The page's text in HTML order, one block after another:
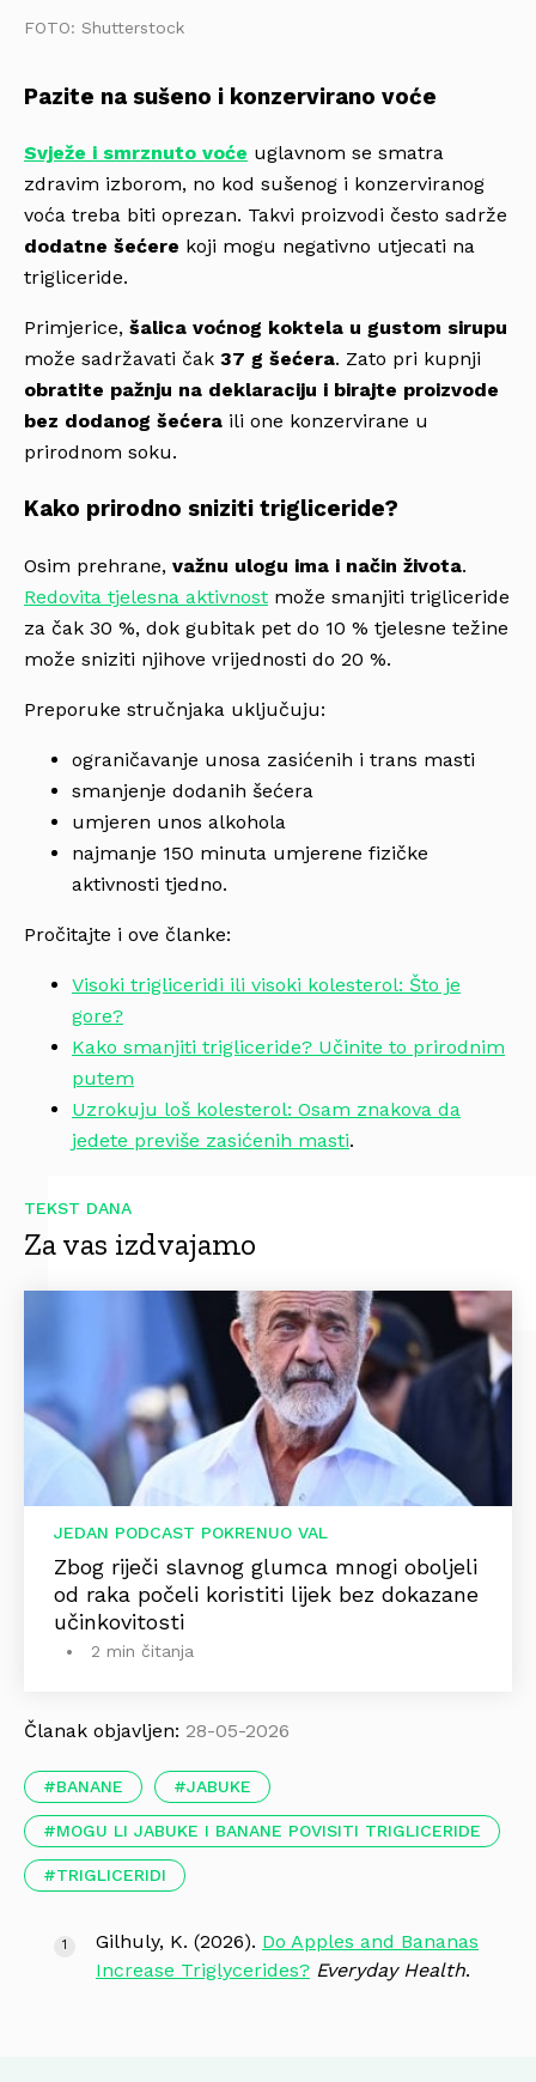
FOTO: Shutterstock
Pazite na sušeno i konzervirano voće
Svježe i smrznuto voće uglavnom se smatra
zdravim izborom, no kod sušenog i konzerviranog
voća treba biti oprezan. Takvi proizvodi često sadrže
dodatne šećere koji mogu negativno utjecati na
trigliceride.
Primjerice, šalica voćnog koktela u gustom sirupu
može sadržavati čak 37 g šećera. Zato pri kupnji
obratite pažnju na deklaraciju i birajte proizvode
bez dodanog šećera ili one konzervirane u
prirodnom soku.
Kako prirodno sniziti trigliceride?
Osim prehrane, važnu ulogu ima i način života.
Redovita tjelesna aktivnost može smanjiti trigliceride
za čak 30 %, dok gubitak pet do 10 % tjelesne težine
može sniziti njihove vrijednosti do 20 %.
Preporuke stručnjaka uključuju:
ograničavanje unosa zasićenih i trans masti
smanjenje dodanih šećera
umjeren unos alkohola
najmanje 150 minuta umjerene fizičke
aktivnosti tjedno.
Pročitajte i ove članke:
Visoki trigliceridi ili visoki kolesterol: Što je
gore?
Kako smanjiti trigliceride? Učinite to prirodnim
putem
Uzrokuju loš kolesterol: Osam znakova da
jedete previše zasićenih masti.
TEKST DANA
Za vas izdvajamo
JEDAN PODCAST POKRENUO VAL
Zbog riječi slavnog glumca mnogi oboljeli
od raka počeli koristiti lijek bez dokazane
učinkovitosti
2 min čitanja
Članak objavljen: 28-05-2026
BANANE JABUKE
MOGU LI JABUKE I BANANE POVISITI TRIGLICERIDE
TRIGLICERIDI
Gilhuly, K. (2026). Do Apples and Bananas
Increase Triglycerides? Everyday Health.